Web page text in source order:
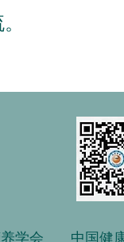
学会 中国健